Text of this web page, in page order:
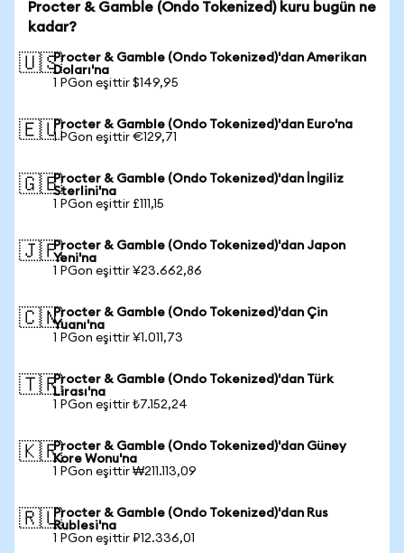
Procter & Gamble (Ondo Tokenized) kuru bugün ne
kadar?
🇺🇸Procter & Gamble (Ondo Tokenized)'dan Amerikan
Doları'na
1 PGon eşittir $149,95
🇪🇺Procter & Gamble (Ondo Tokenized)'dan Euro'na
1 PGon eşittir €129,71
🇬🇧Procter & Gamble (Ondo Tokenized)'dan İngiliz
Sterlini'na
1 PGon eşittir £111,15
🇯🇵Procter & Gamble (Ondo Tokenized)'dan Japon
Yeni'na
1 PGon eşittir ¥23.662,86
🇨🇳Procter & Gamble (Ondo Tokenized)'dan Çin
Yuanı'na
1 PGon eşittir ¥1.011,73
🇹🇷Procter & Gamble (Ondo Tokenized)'dan Türk
Lirası'na
1 PGon eşittir ₺7.152,24
🇰🇷Procter & Gamble (Ondo Tokenized)'dan Güney
Kore Wonu'na
1 PGon eşittir ₩211.113,09
🇷🇺Procter & Gamble (Ondo Tokenized)'dan Rus
Rublesi'na
1 PGon eşittir ₽12.336,01